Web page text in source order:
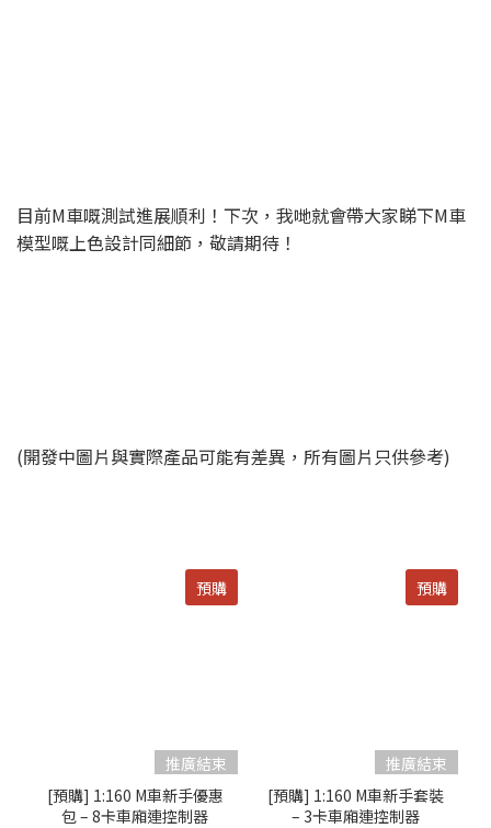
目前M車嘅測試進展順利！下次，我哋就會帶大家睇下M車
模型嘅上色設計同細節，敬請期待！
(開發中圖片與實際產品可能有差異，所有圖片只供參考)
預購
[預購] 1:160 M車新手優惠
包 – 8卡車廂連控制器
預購
[預購] 1:160 M車新手套裝
– 3卡車廂連控制器